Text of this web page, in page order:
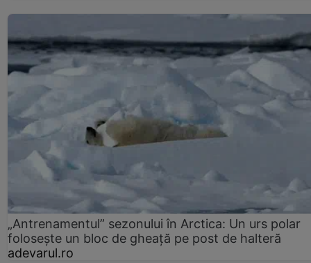
„Antrenamentul” sezonului în Arctica: Un urs polar
folosește un bloc de gheață pe post de halteră
adevarul.ro